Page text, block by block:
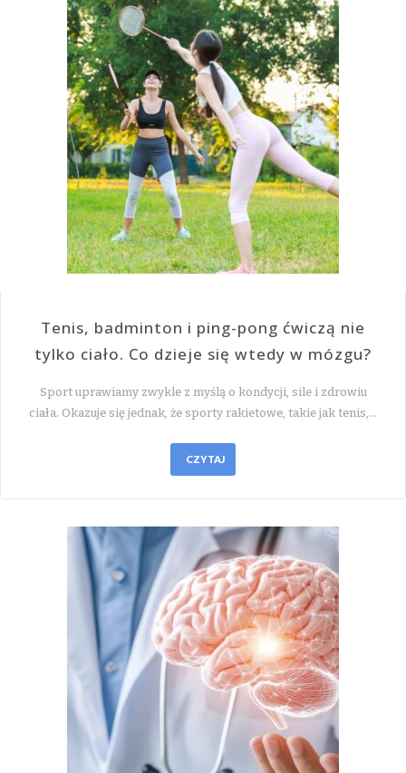
Tenis, badminton i ping-pong ćwiczą nie
tylko ciało. Co dzieje się wtedy w mózgu?
Sport uprawiamy zwykle z myślą o kondycji, sile i zdrowiu
ciała. Okazuje się jednak, że sporty rakietowe, takie jak tenis,…
CZYTAJ